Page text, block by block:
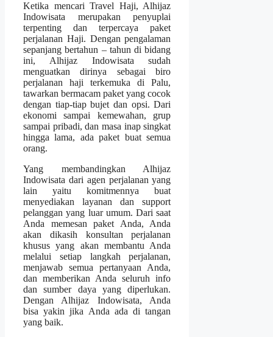
Ketika mencari Travel Haji, Alhijaz
Indowisata merupakan penyuplai
terpenting dan terpercaya paket
perjalanan Haji. Dengan pengalaman
sepanjang bertahun – tahun di bidang
ini, Alhijaz Indowisata sudah
menguatkan dirinya sebagai biro
perjalanan haji terkemuka di Palu,
tawarkan bermacam paket yang cocok
dengan tiap-tiap bujet dan opsi. Dari
ekonomi sampai kemewahan, grup
sampai pribadi, dan masa inap singkat
hingga lama, ada paket buat semua
orang.
Yang membandingkan Alhijaz
Indowisata dari agen perjalanan yang
lain yaitu komitmennya buat
menyediakan layanan dan support
pelanggan yang luar umum. Dari saat
Anda memesan paket Anda, Anda
akan dikasih konsultan perjalanan
khusus yang akan membantu Anda
melalui setiap langkah perjalanan,
menjawab semua pertanyaan Anda,
dan memberikan Anda seluruh info
dan sumber daya yang diperlukan.
Dengan Alhijaz Indowisata, Anda
bisa yakin jika Anda ada di tangan
yang baik.